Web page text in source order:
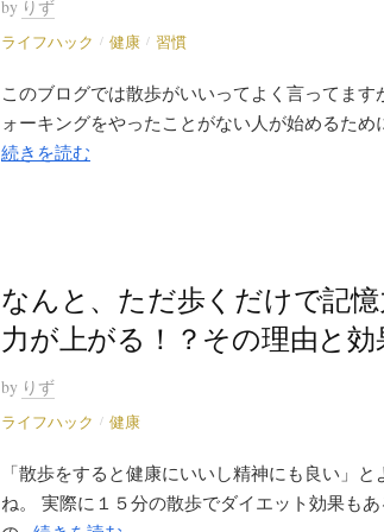
by りず
ライフハック / 健康 / 習慣
このブログでは散歩がいいってよく言ってます
ォーキングをやったことがない人が始めるため
続きを読む
なんと、ただ歩くだけで記憶
力が上がる！？その理由と効
by りず
ライフハック / 健康
「散歩をすると健康にいいし精神にも良い」と
ね。 実際に１５分の散歩でダイエット効果も